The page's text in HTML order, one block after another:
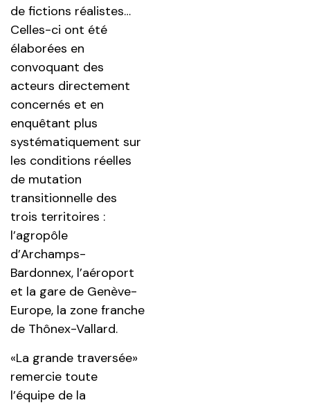
de fictions réalistes…
Celles-ci ont été
élaborées en
convoquant des
acteurs directement
concernés et en
enquêtant plus
systématiquement sur
les conditions réelles
de mutation
transitionnelle des
trois territoires :
l’agropôle
d’Archamps-
Bardonnex, l’aéroport
et la gare de Genève-
Europe, la zone franche
de Thônex-Vallard.
«La grande traversée»
remercie toute
l’équipe de la